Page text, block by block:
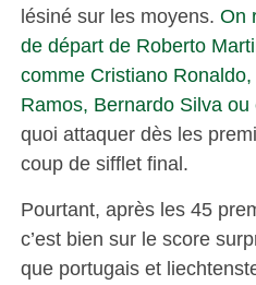
lésiné sur les moyens. On
de départ de Roberto
comme Cristiano
Ramos, Bernardo Silva
quoi attaquer dès les
coup de sifflet final.
Pourtant, après les 45
c’est bien sur le score
que portugais et